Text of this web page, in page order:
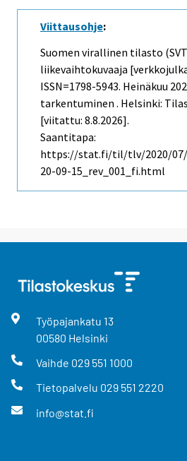
Viittausohje:
Suomen virallinen tilasto
liikevaihtokuvaaja
ISSN=1798-5943. Heinäkuu
tarkentuminen . Helsinki:
[viitattu: 8.8.2026].
Saantitapa:
https://stat.fi/til/tlv/2020/07/
20-09-15_rev_001_fi.html
Työpajankatu 13
00580 Helsinki
Vaihde 029 551 1000
Tietopalvelu 029 551 2220
info@stat.fi